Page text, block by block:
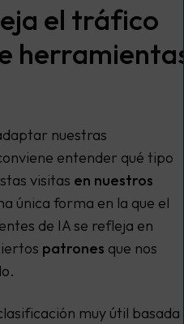
el tráfico
nuestras
entender qué tipo
visitas en nuestros
única forma en la que el
de IA se refleja en
patrones que nos
muy útil basada